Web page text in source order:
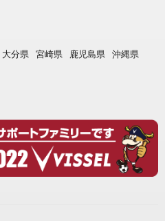
大分県 宮崎県 鹿児島県 沖縄県